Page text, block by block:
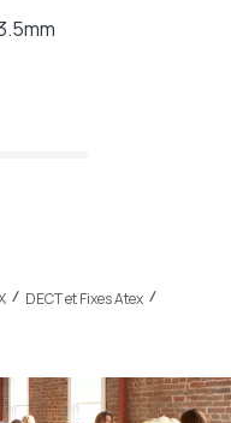
DECT et Fixes Atex